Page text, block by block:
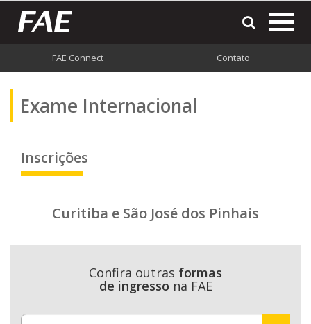
FAE Connect Contato
Exame Internacional
Inscrições
Curitiba e São José dos Pinhais
Confira outras formas
de ingresso na FAE